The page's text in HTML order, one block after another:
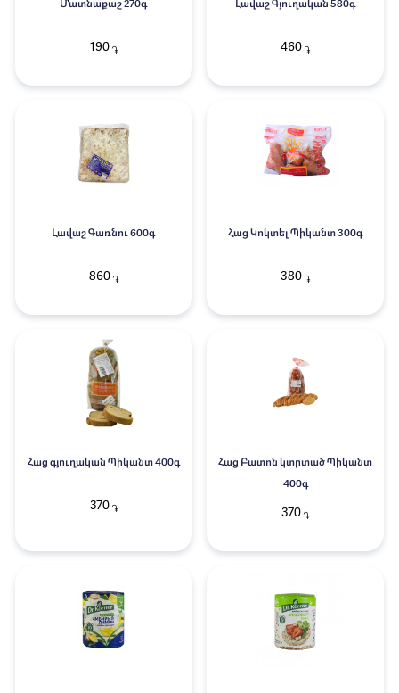
Մատնաքաշ 270գ
190֏
Լավաշ Գյուղական 580գ
460 ֏
Լավաշ Գառնու 600գ
860֏
Հաց Կոկտել Պիկանտ 300գ
380 ֏
Հաց գյուղական Պիկանտ 400գ
370֏
Հաց Բատոն կտրտած Պիկանտ
400գ
370 ֏